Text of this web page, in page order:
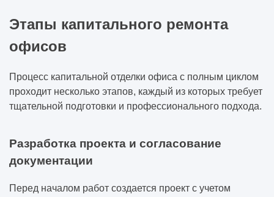
Этапы капитального ремонта
офисов
Процесс капитальной отделки офиса с полным циклом
проходит несколько этапов, каждый из которых требует
тщательной подготовки и профессионального подхода.
Разработка проекта и согласование
документации
Перед началом работ создается проект с учетом